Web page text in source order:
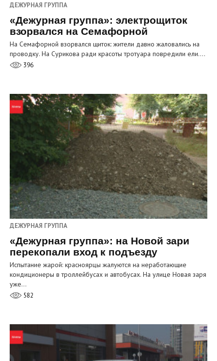
ДЕЖУРНАЯ ГРУППА
«Дежурная группа»: электрощиток
взорвался на Семафорной
На Семафорной взорвался щиток: жители давно жаловались на
проводку. На Сурикова ради красоты тротуара повредили ели.…
396
ДЕЖУРНАЯ ГРУППА
«Дежурная группа»: на Новой зари
перекопали вход к подъезду
Испытание жарой: красноярцы жалуются на неработающие
кондиционеры в троллейбусах и автобусах. На улице Новая заря
уже…
582